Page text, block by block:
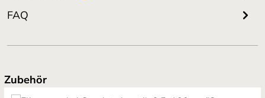
FAQ
Produktgalerie überspringen
Zubehör